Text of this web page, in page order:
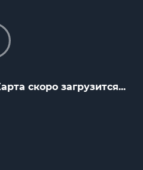
скоро загрузится...